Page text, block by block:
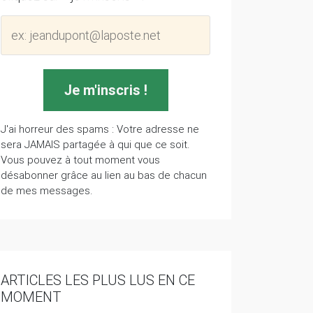
J'ai horreur des spams : Votre adresse ne
sera JAMAIS partagée à qui que ce soit.
Vous pouvez à tout moment vous
désabonner grâce au lien au bas de chacun
de mes messages.
ARTICLES LES PLUS LUS EN CE
MOMENT